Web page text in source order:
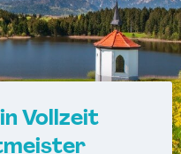
Vollzeit